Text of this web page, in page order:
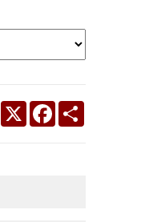
WhatsApp
X Facebook